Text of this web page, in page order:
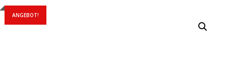
ANGEBOT!